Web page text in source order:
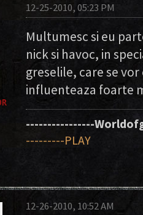
12-25-2010, 05:23 PM
Multumesc si eu
nick si havoc, in
greselile, care se
influenteaza foarte
----------------
---------PLAY
12-26-2010, 10:52 AM